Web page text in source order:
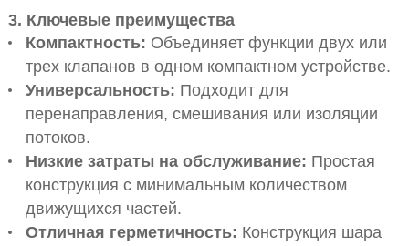
3. Ключевые преимущества
Компактность: Объединяет функции двух или
трех клапанов в одном компактном устройстве.
Универсальность: Подходит для
перенаправления, смешивания или изоляции
потоков.
Низкие затраты на обслуживание: Простая
конструкция с минимальным количеством
движущихся частей.
Отличная герметичность: Конструкция шара